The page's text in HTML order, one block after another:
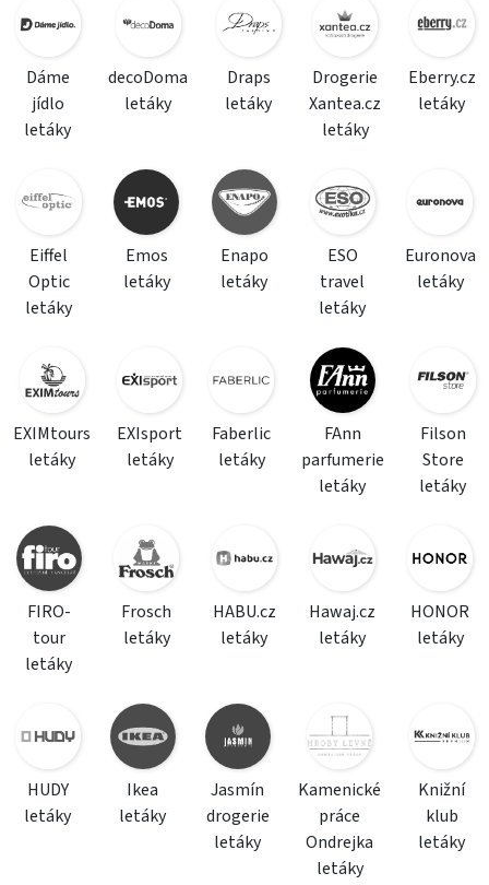
Dáme
jídlo
letáky
decoDoma
letáky
Draps
letáky
Drogerie
Xantea.cz
letáky
Eberry.cz
letáky
Eiffel
Optic
letáky
Emos
letáky
Enapo
letáky
ESO
travel
letáky
Euronova
letáky
EXIMtours
letáky
EXIsport
letáky
Faberlic
letáky
FAnn
parfumerie
letáky
Filson
Store
letáky
FIRO-
tour
letáky
Frosch
letáky
HABU.cz
letáky
Hawaj.cz
letáky
HONOR
letáky
HUDY
letáky
Ikea
letáky
Jasmín
drogerie
letáky
Kamenické
práce
Ondrejka
letáky
Knižní
klub
letáky